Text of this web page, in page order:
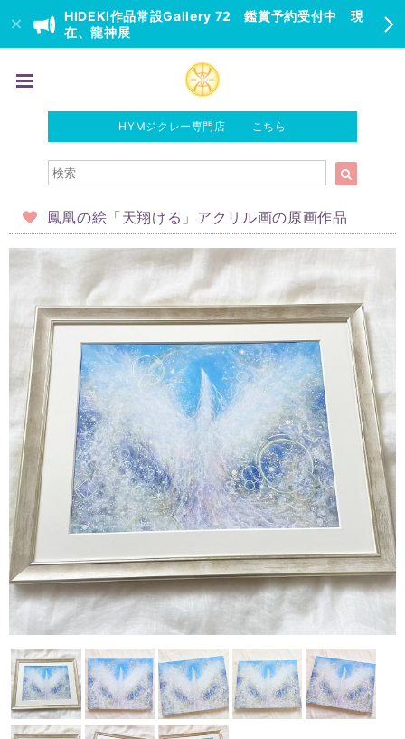
HIDEKI作品常設Gallery 72 鑑賞予約受付中 現
在、龍神展
HYMジクレー専門店 こちら
鳳凰の絵「天翔ける」アクリル画の原画作品